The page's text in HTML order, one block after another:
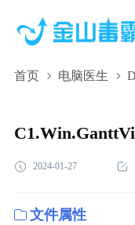
首页 电脑医生
2024-01-27
文件属性